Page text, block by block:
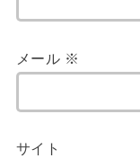
メール ※
サイト